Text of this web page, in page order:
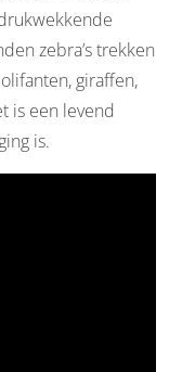
zebra’s trekken
giraffen,
is een levend
is.